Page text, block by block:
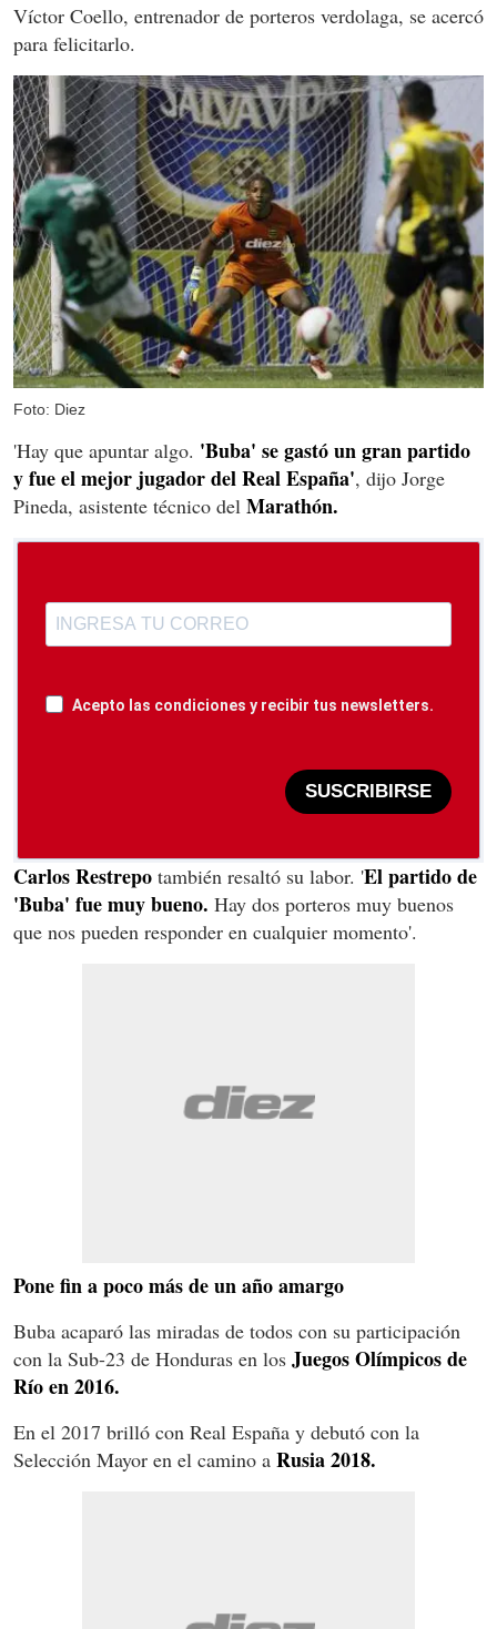
Víctor Coello, entrenador de porteros verdolaga, se acercó
para felicitarlo.
Foto: Diez
'Hay que apuntar algo. 'Buba' se gastó un gran partido
y fue el mejor jugador del Real España', dijo Jorge
Pineda, asistente técnico del Marathón.
Acepto las condiciones y recibir tus newsletters.
SUSCRIBIRSE
Carlos Restrepo también resaltó su labor. 'El partido de
'Buba' fue muy bueno. Hay dos porteros muy buenos
que nos pueden responder en cualquier momento'.
Pone fin a poco más de un año amargo
Buba acaparó las miradas de todos con su participación
con la Sub-23 de Honduras en los Juegos Olímpicos de
Río en 2016.
En el 2017 brilló con Real España y debutó con la
Selección Mayor en el camino a Rusia 2018.